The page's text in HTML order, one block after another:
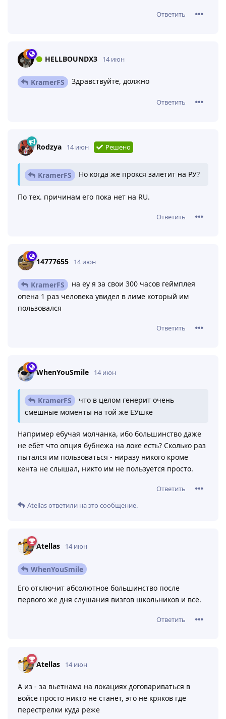
Ответить
HELLBOUNDX3 14 июн
KramerFS Здравствуйте, должно
Ответить
Rodzya 14 июн Решено
KramerFS Но когда же прокся залетит на РУ?
По тех. причинам его пока нет на RU.
Ответить
14777655 14 июн
KramerFS
на еу я за свои 300 часов геймплея
опена 1 раз человека увидел в лиме который им
пользовался
Ответить
WhenYouSmile 14 июн
KramerFS
что в целом генерит очень
смешные моменты на той же ЕУшке
Например ебучая молчанка, ибо большинство даже
не ебёт что опция бубнежа на локе есть? Сколько раз
пытался им пользоваться - ниразу никого кроме
кента не слышал, никто им не пользуется просто.
Ответить
Atellasответили на это сообщение.
Atellas 14 июн
WhenYouSmile
Его отключит абсолютное большинство после
первого же дня слушания визгов школьников и всё.
Ответить
Atellas 14 июн
А из - за вьетнама на локациях договариваться в
войсе просто никто не станет, это не кряков где
перестрелки куда реже